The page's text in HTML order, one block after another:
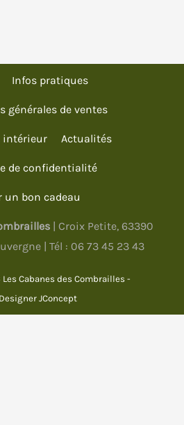
Infos pratiques
générales de ventes
intérieur Actualités
de confidentialité
un bon cadeau
| Croix Petite, 63390
| Tél : 06 73 45 23 43
Cabanes des Combrailles -
JConcept